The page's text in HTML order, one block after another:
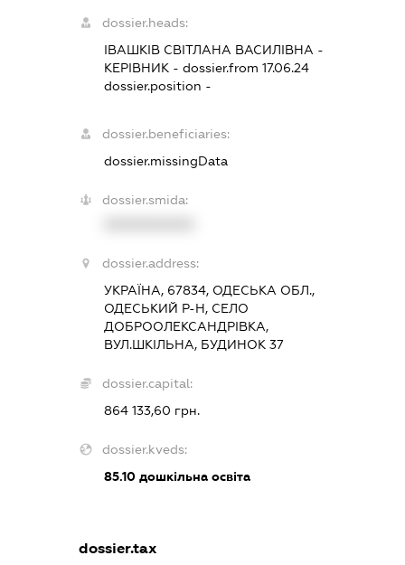
dossier.heads:
ІВАШКІВ СВІТЛАНА ВАСИЛІВНА -
КЕРІВНИК - dossier.from 17.06.24
dossier.position -
dossier.beneficiaries:
dossier.missingData
dossier.smida:
dossier.address:
УКРАЇНА, 67834, ОДЕСЬКА ОБЛ.,
ОДЕСЬКИЙ Р-Н, СЕЛО
ДОБРООЛЕКСАНДРІВКА,
ВУЛ.ШКІЛЬНА, БУДИНОК 37
dossier.capital:
864 133,60 грн.
dossier.kveds:
85.10 дошкільна освіта
dossier.tax